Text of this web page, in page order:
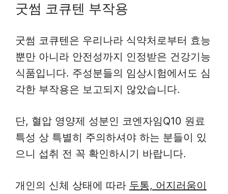
굿썸 코큐텐 부작용
굿썸 코큐텐은 우리나라 식약처로부터 효능
뿐만 아니라 안전성까지 인정받은 건강기능
식품입니다. 주성분들의 임상시험에서도 심
각한 부작용은 보고되지 않았습니다.
단, 혈압 영양제 성분인 코엔자임Q10 원료
특성 상 특별히 주의하셔야 하는 분들이 있
으니 섭취 전 꼭 확인하시기 바랍니다.
개인의 신체 상태에 따라 두통, 어지러움이